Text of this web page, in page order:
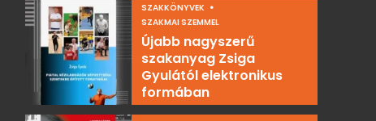
SZAKKÖNYVEK
SZAKMAI SZEMMEL
Újabb nagyszerű
szakanyag Zsiga
Gyulától elektronikus
formában